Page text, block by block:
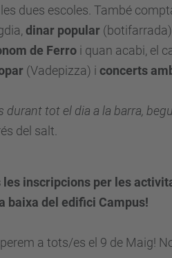
dues escoles. També
dinar popular
de Ferro i quan acabi, el
(Vadepizza) i concerts
durant tot el dia a la barra,
del salt.
les inscripcions per les
baixa del edifici Campus!
a tots/es el 9 de Maig!